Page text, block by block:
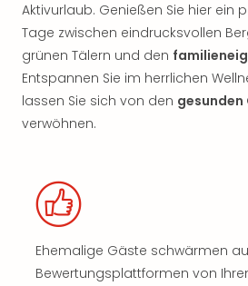
Aktivurlaub. Genießen Sie hier ein
Tage zwischen eindrucksvollen
grünen Tälern und den
Entspannen Sie im herrlichen
lassen Sie sich von den
verwöhnen.
Ehemalige Gäste schwärmen
Bewertungsplattformen von